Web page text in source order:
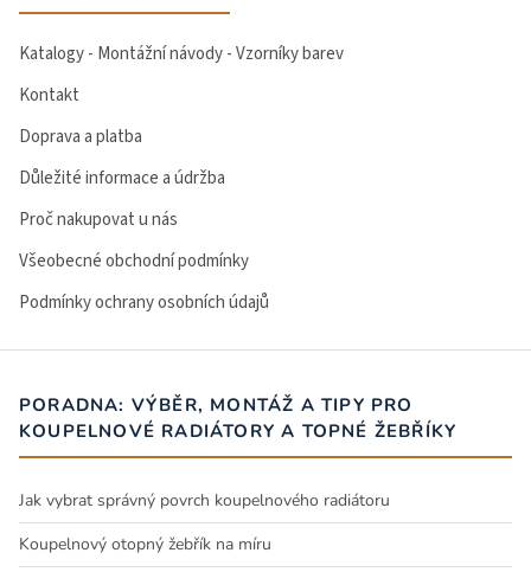
Katalogy - Montážní návody - Vzorníky barev
Kontakt
Doprava a platba
Důležité informace a údržba
Proč nakupovat u nás
Všeobecné obchodní podmínky
Podmínky ochrany osobních údajů
PORADNA: VÝBĚR, MONTÁŽ A TIPY PRO
KOUPELNOVÉ RADIÁTORY A TOPNÉ ŽEBŘÍKY
Jak vybrat správný povrch koupelnového radiátoru
Koupelnový otopný žebřík na míru